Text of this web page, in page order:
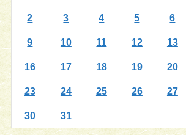
2 3 4 5 6
9 10 11 12 13
16 17 18 19 20
23 24 25 26 27
30 31